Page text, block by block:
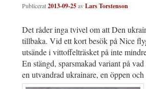
Publicerat2013-09-25avLars Torstenson
Det råder inga tvivel om att Den
tillbaka. Vid ett kort besök på Nice
utsände i vittoffelträsket på inte
En stängd, sparsmakad variant på
en utvandrad ukrainare, en öppen och